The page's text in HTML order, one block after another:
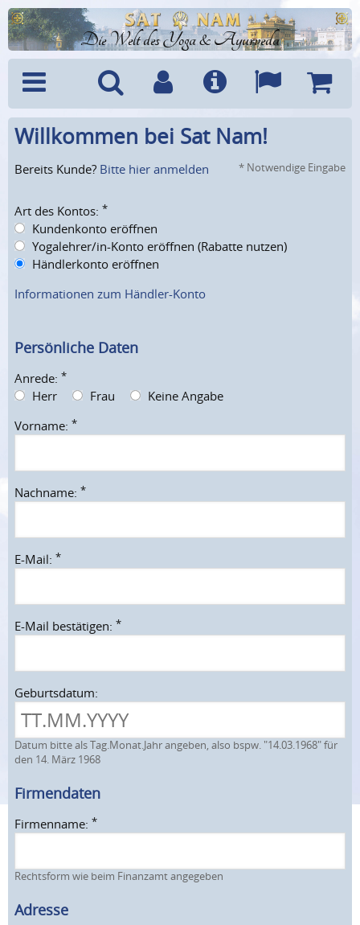
Die Welt des Yoga & Ayurveda
Menü SucheBenutzerkonto
Info Sprachen
Willkommen bei Sat Nam!
* Notwendige Eingabe
Bereits Kunde? Bitte hier anmelden
Art des Kontos: *
Kundenkonto eröffnen
Yogalehrer/in-Konto eröffnen (Rabatte nutzen)
Händlerkonto eröffnen
Informationen zum Händler-Konto
Persönliche Daten
Anrede: *
Herr Frau
Keine Angabe
Vorname: *
Nachname: *
E-Mail: *
E-Mail bestätigen: *
Geburtsdatum:
Datum bitte als Tag.Monat.Jahr angeben, also bspw. "14.03.1968" für
den 14. März 1968
Firmendaten
Firmenname: *
Rechtsform wie beim Finanzamt angegeben
Adresse